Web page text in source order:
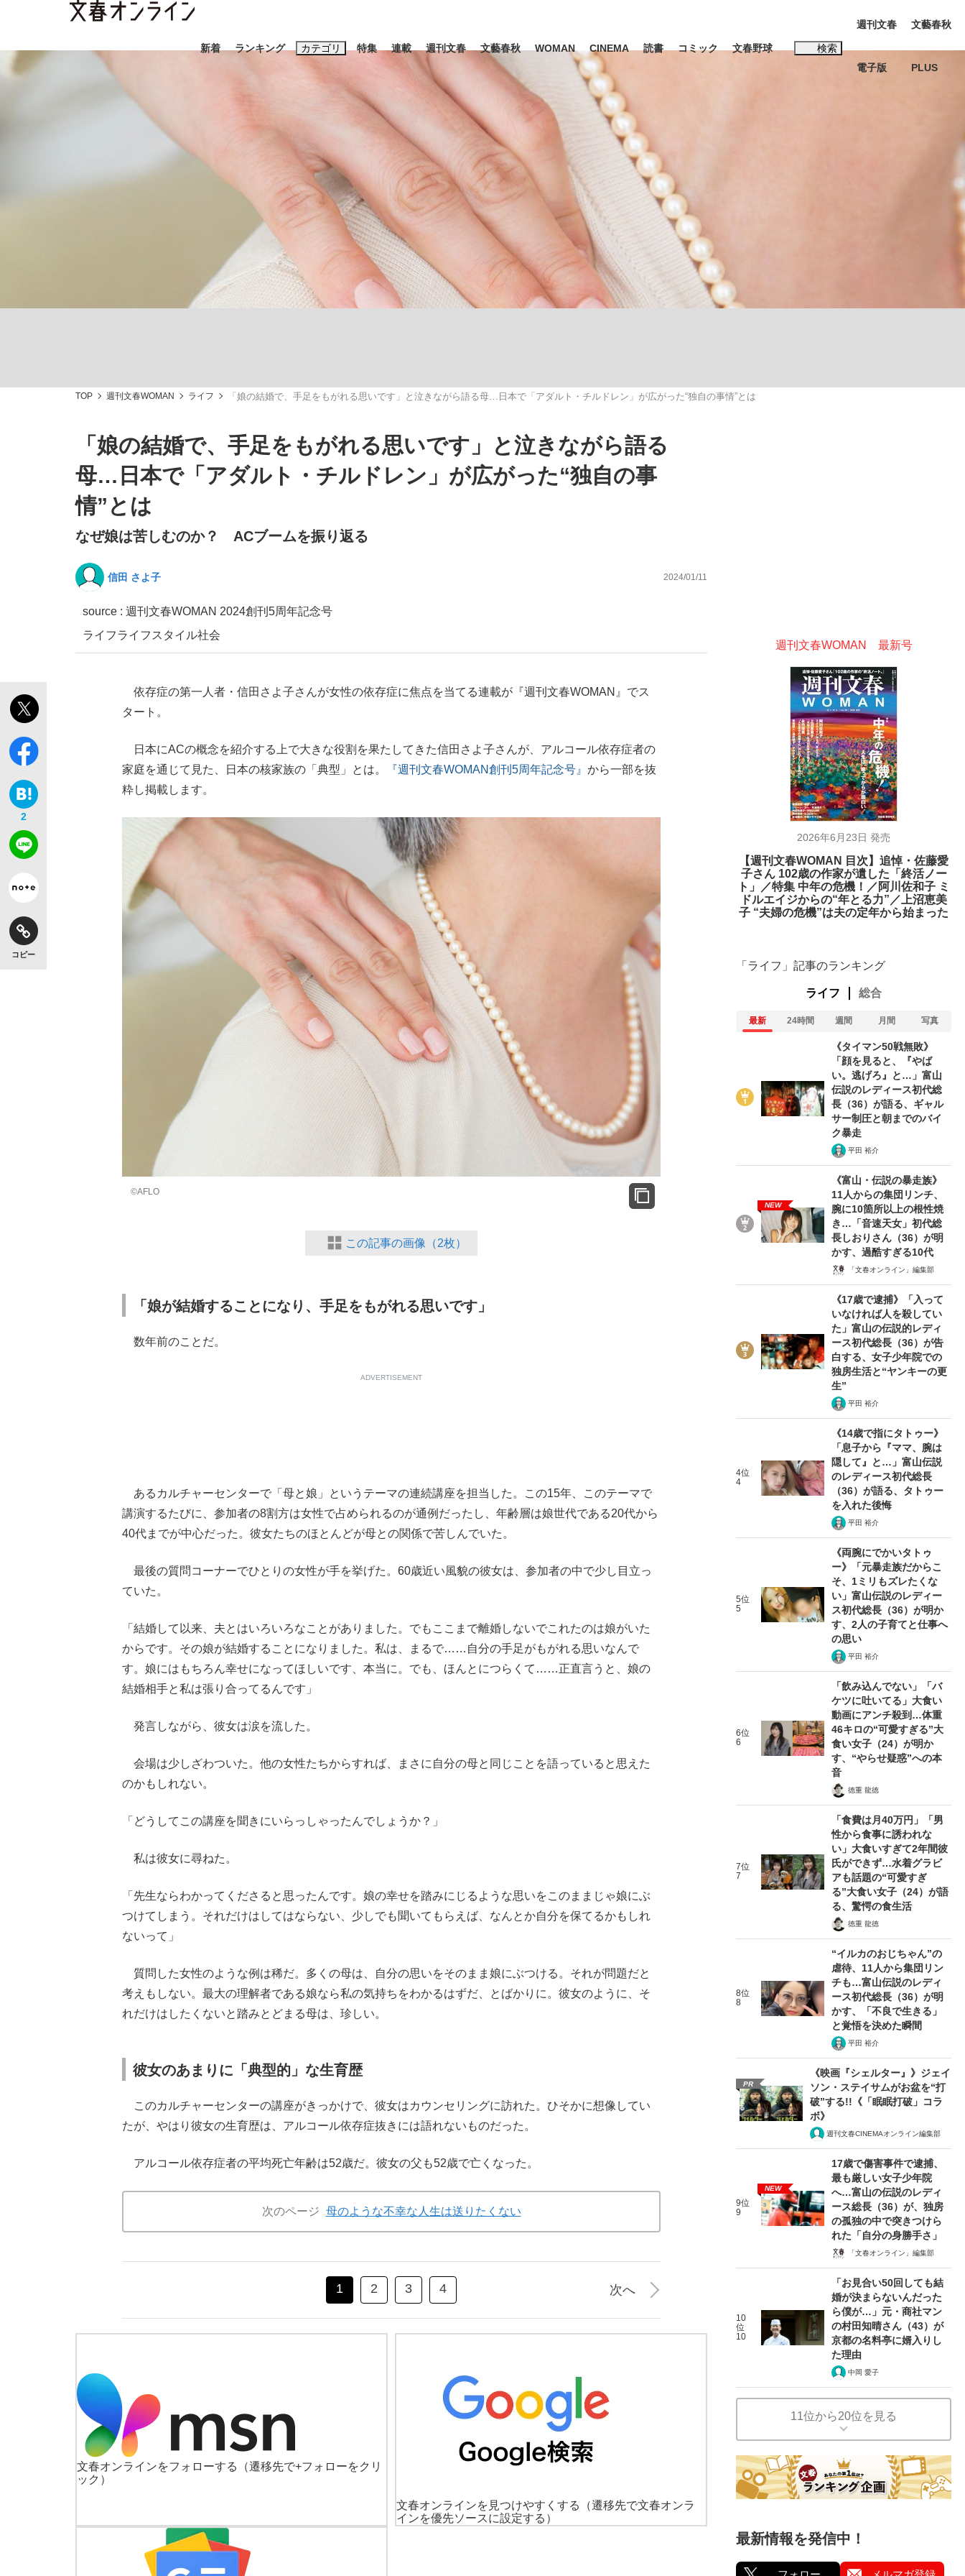
新着 ランキング カテゴリ
ニュース ビジネス
「90%は失敗する。でも…」本田圭佑が初めて明かした日本代表監督に... 「最悪の空気のまま解散」WBC日本代表“敗戦”の真実 選手が明かす...
「敗因分析は一切聞かれなかった」侍ジャパン選手が証言した“NPB聞... 「クマが悪者扱いされているのが悲しい」『北の国から』倉本聰氏（91...
「目標達成できなかったからと言って…」サッカー日本代表・森保一監督...
特集
観る将棋、読む将棋
キングの誕生を、目撃せよ。
連載 週刊文春 文藝春秋 WOMAN CINEMA 読書 コミック 文春野球 検索
キーワード入力
おすすめのキーワードタグ一覧
#三山凌輝 #高市早苗 #後藤真希 #森岡毅 #城彰二 #内田有紀
#松田聖子
#玉木雄一郎
#亀和田武
週刊文春
電子版
文藝春秋
PLUS
TOP 週刊文春WOMAN ライフ 「娘の結婚で、手足をもがれる思いです」と泣きながら語る母…日本で「アダルト・チルドレン」が広がった“独自の事情”とは
「娘の結婚で、手足をもがれる思いです」と泣きながら語る
母…日本で「アダルト・チルドレン」が広がった“独自の事
情”とは
なぜ娘は苦しむのか？ ACブームを振り返る
信田 さよ子 2024/01/11
source : 週刊文春WOMAN 2024創刊5周年記念号
ライフライフスタイル社会
2
コピー
依存症の第一人者・信田さよ子さんが女性の依存症に焦点を当てる連載が『週刊文春WOMAN』でス
タート。
日本にACの概念を紹介する上で大きな役割を果たしてきた信田さよ子さんが、アルコール依存症者の
家庭を通じて見た、日本の核家族の「典型」とは。
『週刊文春WOMAN創刊5周年記念号』 から一部を抜
粋し掲載します。
©AFLO
この記事の画像（2枚）
「娘が結婚することになり、手足をもがれる思いです」
数年前のことだ。
ADVERTISEMENT
あるカルチャーセンターで「母と娘」というテーマの連続講座を担当した。この15年、このテーマで
講演するたびに、参加者の8割方は女性で占められるのが通例だったし、年齢層は娘世代である20代から
40代までが中心だった。彼女たちのほとんどが母との関係で苦しんでいた。
最後の質問コーナーでひとりの女性が手を挙げた。60歳近い風貌の彼女は、参加者の中で少し目立っ
ていた。
「結婚して以来、夫とはいろいろなことがありました。でもここまで離婚しないでこれたのは娘がいた
からです。その娘が結婚することになりました。私は、まるで……自分の手足がもがれる思いなんで
す。娘にはもちろん幸せになってほしいです、本当に。でも、ほんとにつらくて……正直言うと、娘の
結婚相手と私は張り合ってるんです」
発言しながら、彼女は涙を流した。
会場は少しざわついた。他の女性たちからすれば、まさに自分の母と同じことを語っていると思えた
のかもしれない。
「どうしてこの講座を聞きにいらっしゃったんでしょうか？」
私は彼女に尋ねた。
「先生ならわかってくださると思ったんです。娘の幸せを踏みにじるような思いをこのままじゃ娘にぶ
つけてしまう。それだけはしてはならない、少しでも聞いてもらえば、なんとか自分を保てるかもしれ
ないって」
質問した女性のような例は稀だ。多くの母は、自分の思いをそのまま娘にぶつける。それが問題だと
考えもしない。最大の理解者である娘なら私の気持ちをわかるはずだ、とばかりに。彼女のように、そ
れだけはしたくないと踏みとどまる母は、珍しい。
彼女のあまりに「典型的」な生育歴
このカルチャーセンターの講座がきっかけで、彼女はカウンセリングに訪れた。ひそかに想像してい
たが、やはり彼女の生育歴は、アルコール依存症抜きには語れないものだった。
アルコール依存症者の平均死亡年齢は52歳だ。彼女の父も52歳で亡くなった。
次のページ 母のような不幸な人生は送りたくない
1 2 3 4 次へ
文春オンラインをフォローする
（遷移先で+フォローをクリ
ック）
文春オンラインを見つけやすくする
（遷移先で文春オンラ
インを優先ソースに設定する）
週刊文春WOMAN 最新号
2026年6月23日 発売
【週刊文春WOMAN 目次】追悼・佐藤愛
子さん 102歳の作家が遺した「終活ノー
ト」／特集 中年の危機！／阿川佐和子 ミ
ドルエイジからの“年とる力”／上沼恵美
子 “夫婦の危機”は夫の定年から始まった
「ライフ」記事のランキング
ライフ 総合
最新 24時間 週間 月間 写真
《タイマン50戦無敗》
「顔を見ると、『やば
い。逃げろ』と…」富山
伝説のレディース初代総
長（36）が語る、ギャル
サー制圧と朝までのバイ
ク暴走
平田 裕介
NEW
《富山・伝説の暴走族》
11人からの集団リンチ、
腕に10箇所以上の根性焼
き…「音速天女」初代総
長しおりさん（36）が明
かす、過酷すぎる10代
「文春オンライン」編集部
《17歳で逮捕》「入って
いなければ人を殺してい
た」富山の伝説的レディ
ース初代総長（36）が告
白する、女子少年院での
独房生活と“ヤンキーの更
生”
平田 裕介
4位
4
《14歳で指にタトゥー》
「息子から『ママ、腕は
隠して』と…」富山伝説
のレディース初代総長
（36）が語る、タトゥー
を入れた後悔
平田 裕介
5位
5
《両腕にでかいタトゥ
ー》「元暴走族だからこ
そ、1ミリもズレたくな
い」富山伝説のレディー
ス初代総長（36）が明か
す、2人の子育てと仕事へ
の思い
平田 裕介
6位
6
「飲み込んでない」「バ
ケツに吐いてる」大食い
動画にアンチ殺到…体重
46キロの“可愛すぎる”大
食い女子（24）が明か
す、“やらせ疑惑”への本
音
徳重 龍徳
7位
7
「食費は月40万円」「男
性から食事に誘われな
い」大食いすぎて2年間彼
氏ができず…水着グラビ
アも話題の“可愛すぎ
る”大食い女子（24）が語
る、驚愕の食生活
徳重 龍徳
8位
8
“イルカのおじちゃん”の
虐待、11人から集団リン
チも…富山伝説のレディ
ース初代総長（36）が明
かす、「不良で生きる」
と覚悟を決めた瞬間
平田 裕介
PR
《映画『シェルター』》ジェイ
ソン・ステイサムがお盆を“打
破”する!!《「眠眠打破」コラ
ボ》
週刊文春CINEMAオンライン編集部
9位
9
NEW
17歳で傷害事件で逮捕、
最も厳しい女子少年院
へ…富山の伝説のレディ
ース総長（36）が、独房
の孤独の中で突きつけら
れた「自分の身勝手さ」
「文春オンライン」編集部
10
位
10
「お見合い50回しても結
婚が決まらないんだった
ら僕が…」元・商社マン
の村田知晴さん（43）が
京都の名料亭に婿入りし
た理由
中岡 愛子
11位から20位を見る
最新情報を発信中！